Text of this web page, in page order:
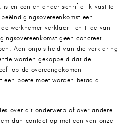
en een en ander schriftelijk vast te
een
werknemer verklaart ten tijde van
geen concreet
Aan onjuistheid van die verklaring
worden gekoppeld dat de
op de overeengekomen
boete moet worden betaald.
over dit onderwerp of over andere
dan contact op met een van onze